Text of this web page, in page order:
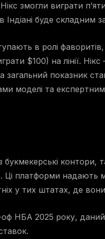
змогли виграти
буде складним
в ролі
$100) на лінії.
загальний показник
моделі та
контори,
Ці платформи надають
у тих штатах, де
НБА 2025 року,